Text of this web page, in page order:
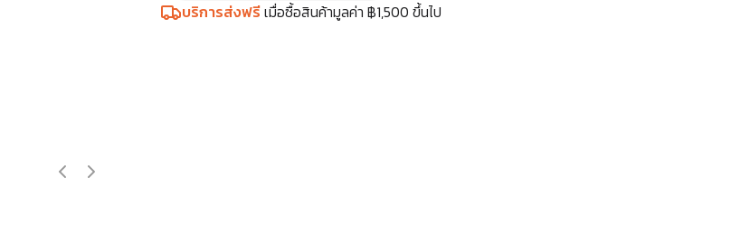
บริการส่งฟรีเมื่อซื้อสินค้ามูลค่า ฿1,500 ขึ้นไป